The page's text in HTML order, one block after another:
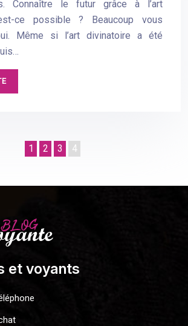
Connaître le futur grâce à l’art
ce possible ? Beaucoup vous
Même si l’art divinatoire a été
1 2 3 4
et voyants